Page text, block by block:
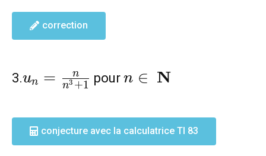
correction
3.u_n=\frac{n}
{n^3+1}
un = n3 +1
n pourn\in
n ∈ N
conjecture avec la calculatrice TI 83